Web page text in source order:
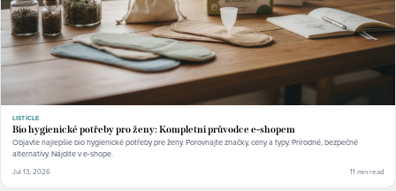
LISTICLE
Bio hygienické potřeby pro ženy: Kompletní průvodce e-shopem
Objavte najlepšie bio hygienické potřeby pre ženy. Porovnajte značky, ceny a typy. Prírodné, bezpečné
alternatívy. Nájdite v e-shope.
Jul 13, 2026 11 min read